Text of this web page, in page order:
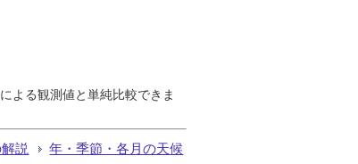
よる観測値と単純比較できま
説 年・季節・各月の天候